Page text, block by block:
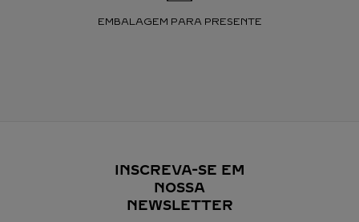
EMBALAGEM PARA PRESENTE
INSCREVA-SE EM
NOSSA
NEWSLETTER